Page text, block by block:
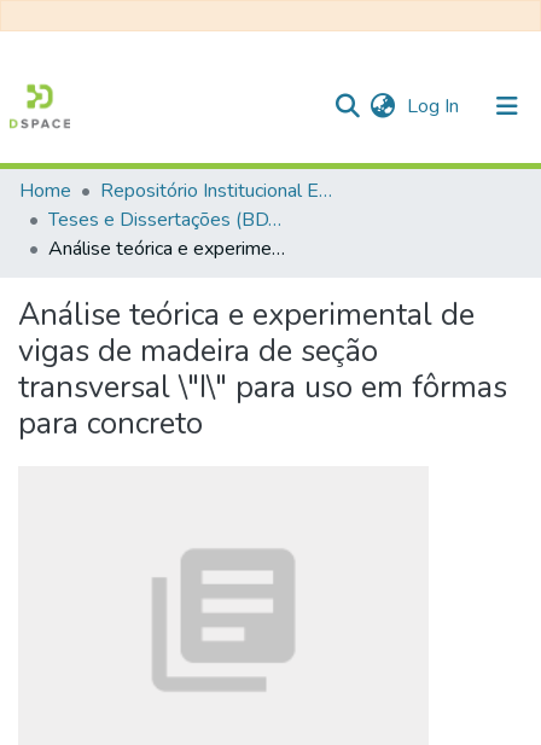
Log In (current)
Communities & Collections
All of DSpace
Statistics
Home
Repositório Institucional EESC
Teses e Dissertações (BDTD USP)
Análise teórica e experimental de vigas de madeira de seção transversal \"I\" para uso em fôrmas para concreto
Análise teórica e experimental de
vigas de madeira de seção
transversal \"I\" para uso em fôrmas
para concreto